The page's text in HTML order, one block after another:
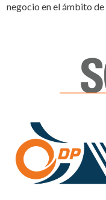
negocio en el ámbito